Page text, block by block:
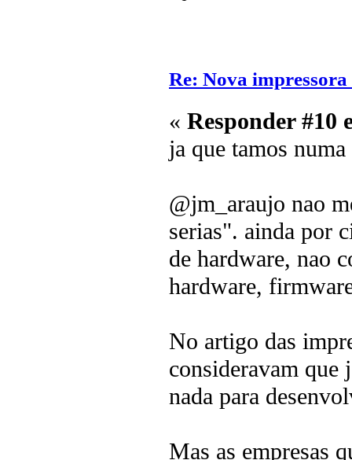
Re: Nova
« Responder #10
ja que tamos
@jm_araujo nao
serias". ainda por
de hardware, nao
hardware,
No artigo das
consideravam que
nada para
Mas as empresas